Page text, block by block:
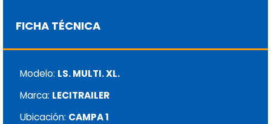
FICHA TÉCNICA
Modelo: LS. MULTI. XL.
Marca: LECITRAILER
Ubicación: CAMPA 1